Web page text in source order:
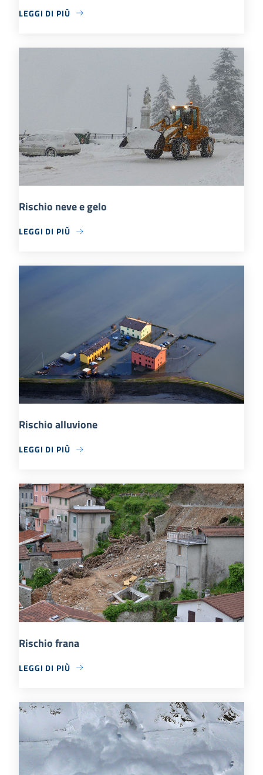
LEGGI DI PIÙ
Rischio neve e gelo
LEGGI DI PIÙ
Rischio alluvione
LEGGI DI PIÙ
Rischio frana
LEGGI DI PIÙ